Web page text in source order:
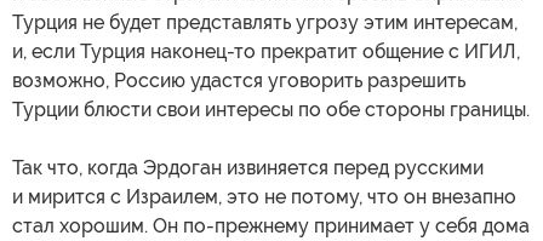
Турция не будет представлять угрозу этим интересам,
и, если Турция наконец-то прекратит общение с ИГИЛ,
возможно, Россию удастся уговорить разрешить
Турции блюсти свои интересы по обе стороны границы.
Так что, когда Эрдоган извиняется перед русскими
и мирится с Израилем, это не потому, что он внезапно
стал хорошим. Он по-прежнему принимает у себя дома